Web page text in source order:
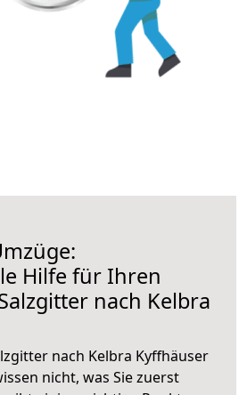
Hilfe für Ihren
nach Kelbra
nach Kelbra Kyffhäuser
nicht, was Sie zuerst